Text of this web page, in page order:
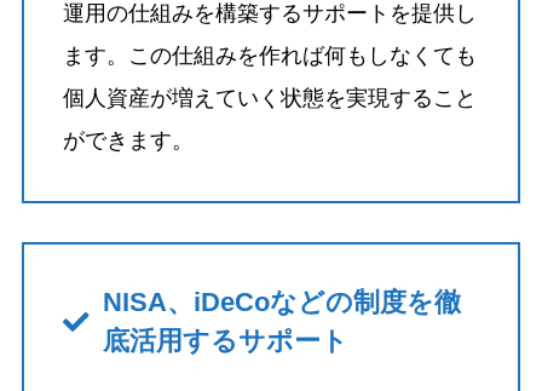
運用の仕組みを構築するサポートを提供し
ます。この仕組みを作れば何もしなくても
個人資産が増えていく状態を実現すること
ができます。
NISA、iDeCoなどの制度を徹
底活用するサポート